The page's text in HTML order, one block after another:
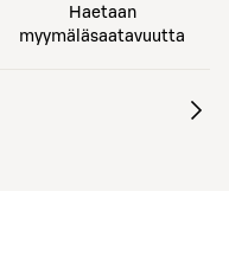
Haetaan
myymäläsaatavuutta